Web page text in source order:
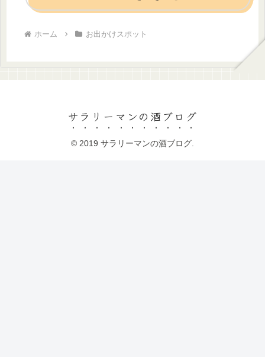
ホーム お出かけスポット
サラリーマンの酒ブログ
© 2019 サラリーマンの酒ブログ.